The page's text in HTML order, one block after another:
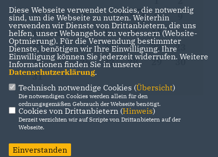
3
4 5 6 7 8
10
11 12 13 14 15
16
17
18 19 20 21 22
23
24
25 26 27 28 29
30
31
Diese Webseite verwendet Cookies, die notwendig
sind, um die Webseite zu nutzen. Weiterhin
verwenden wir Dienste von Drittanbietern, die uns
helfen, unser Webangebot zu verbessern (Website-
Optmierung). Für die Verwendung bestimmter
Dienste, benötigen wir Ihre Einwilligung. Ihre
Einwilligung können Sie jederzeit widerrufen. Weitere
Informationen finden Sie in unserer
Datenschutzerklärung.
Technisch notwendige Cookies (Übersicht)
Die notwendigen Cookies werden allein für den
ordnungsgemäßen Gebrauch der Webseite benötigt.
Cookies von Drittanbietern (Hinweis)
Derzeit verzichten wir auf Scripte von Drittanbietern auf der
Webseite.
Einverstanden